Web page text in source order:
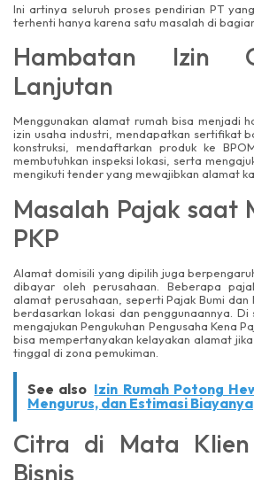
Ini artinya seluruh proses pendirian PT
terhenti hanya karena satu masalah di
Hambatan Izin
Lanjutan
Menggunakan alamat rumah bisa menjadi
izin usaha industri, mendapatkan sertifikat
konstruksi, mendaftarkan produk ke
membutuhkan inspeksi lokasi, serta
mengikuti tender yang mewajibkan alamat
Masalah Pajak saat
PKP
Alamat domisili yang dipilih juga
dibayar oleh perusahaan. Beberapa
alamat perusahaan, seperti Pajak Bumi dan
berdasarkan lokasi dan penggunaannya. Di
mengajukan Pengukuhan Pengusaha Kena
bisa mempertanyakan kelayakan alamat
tinggal di zona pemukiman.
See also Izin Rumah Potong
Mengurus, dan Estimasi Biayanya
Citra di Mata
Bisnis